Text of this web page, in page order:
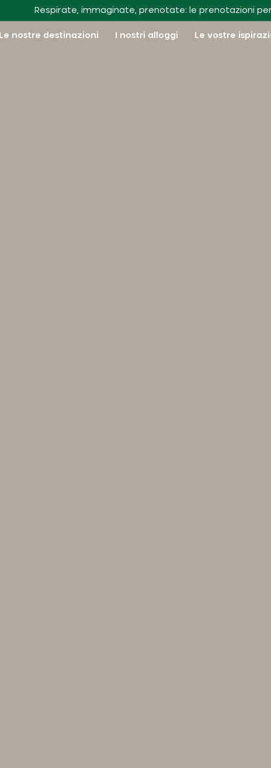
Respirate, immaginate, prenotate: le prenotazioni
Le nostre destinazioni I nostri alloggi Le vostre